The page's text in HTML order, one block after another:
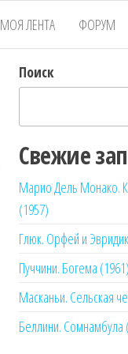
МОЯ ЛЕНТА ФОРУМ
Поиск
Свежие
Марио Дель Монако.
(1957)
Глюк. Орфей и
Пуччини. Богема (1961)
Масканьи. Сельская
Беллини. Сомнамбула